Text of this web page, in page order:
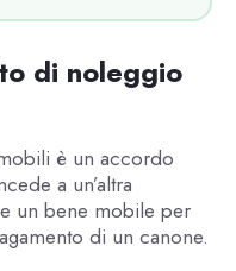
di noleggio
è un accordo
a un’altra
un bene mobile per
di un canone.